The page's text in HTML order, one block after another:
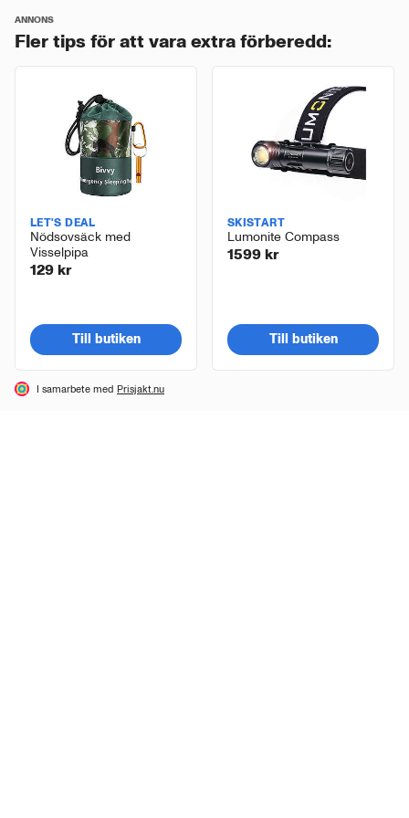
ANNONS
Fler tips för att vara extra förberedd:
LET'S DEAL
Nödsovsäck med
Visselpipa
129 kr
Till butiken
SKISTART
Lumonite Compass
1599 kr
Till butiken
I samarbete med Prisjakt.nu